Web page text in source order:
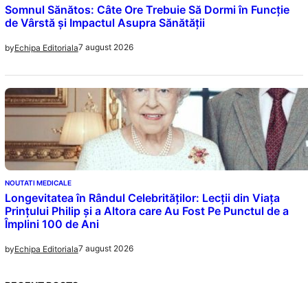
Somnul Sănătos: Câte Ore Trebuie Să Dormi în Funcție
de Vârstă și Impactul Asupra Sănătății
byEchipa Editoriala7 august 2026
NOUTATI MEDICALE
Longevitatea în Rândul Celebrităților: Lecții din Viața
Prințului Philip și a Altora care Au Fost Pe Punctul de a
Împlini 100 de Ani
byEchipa Editoriala7 august 2026